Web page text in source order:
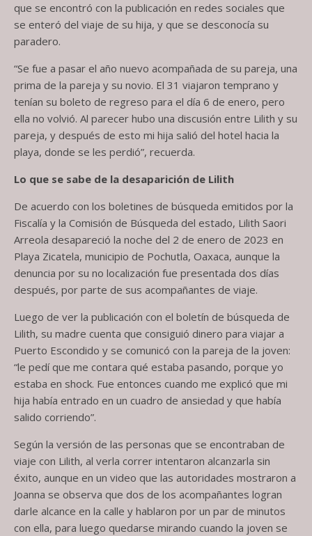
que se encontró con la publicación en redes sociales que
se enteró del viaje de su hija, y que se desconocía su
paradero.
“Se fue a pasar el año nuevo acompañada de su pareja, una
prima de la pareja y su novio. El 31 viajaron temprano y
tenían su boleto de regreso para el día 6 de enero, pero
ella no volvió. Al parecer hubo una discusión entre Lilith y su
pareja, y después de esto mi hija salió del hotel hacia la
playa, donde se les perdió”, recuerda.
Lo que se sabe de la desaparición de Lilith
De acuerdo con los boletines de búsqueda emitidos por la
Fiscalía y la Comisión de Búsqueda del estado, Lilith Saori
Arreola desapareció la noche del 2 de enero de 2023 en
Playa Zicatela, municipio de Pochutla, Oaxaca, aunque la
denuncia por su no localización fue presentada dos días
después, por parte de sus acompañantes de viaje.
Luego de ver la publicación con el boletín de búsqueda de
Lilith, su madre cuenta que consiguió dinero para viajar a
Puerto Escondido y se comunicó con la pareja de la joven:
“le pedí que me contara qué estaba pasando, porque yo
estaba en shock. Fue entonces cuando me explicó que mi
hija había entrado en un cuadro de ansiedad y que había
salido corriendo”.
Según la versión de las personas que se encontraban de
viaje con Lilith, al verla correr intentaron alcanzarla sin
éxito, aunque en un video que las autoridades mostraron a
Joanna se observa que dos de los acompañantes logran
darle alcance en la calle y hablaron por un par de minutos
con ella, para luego quedarse mirando cuando la joven se